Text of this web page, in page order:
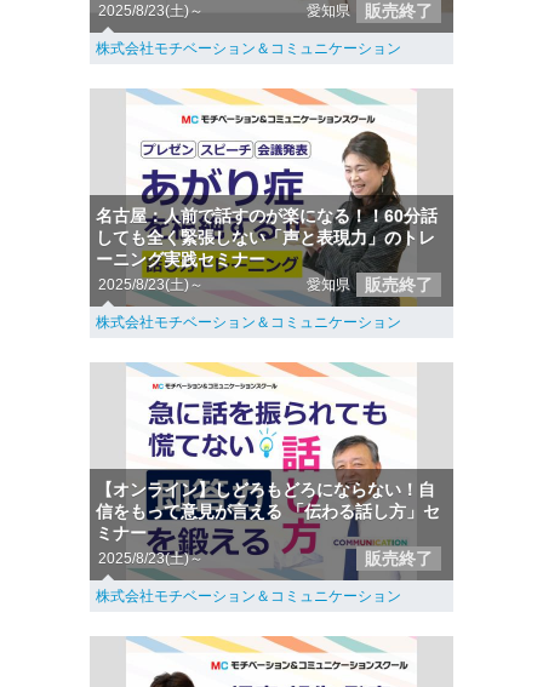
2025/8/23(土)～ 愛知県 販売終了
株式会社モチベーション＆コミュニケーション
名古屋：人前で話すのが楽になる！！60分話
しても全く緊張しない「声と表現力」のトレ
ーニング実践セミナー
2025/8/23(土)～ 愛知県 販売終了
株式会社モチベーション＆コミュニケーション
【オンライン】しどろもどろにならない！自
信をもって意見が言える 「伝わる話し方」セ
ミナー
2025/8/23(土)～ 販売終了
株式会社モチベーション＆コミュニケーション